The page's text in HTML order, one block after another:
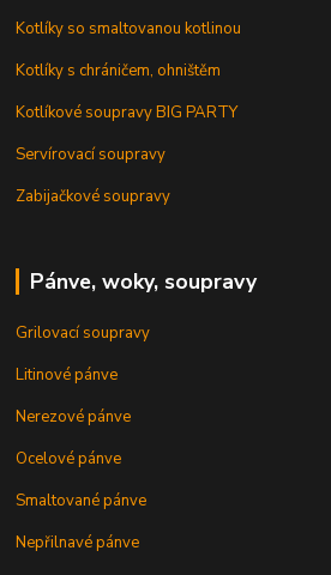
Kotlíky so smaltovanou kotlinou
Kotlíky s chráničem, ohništěm
Kotlíkové soupravy BIG PARTY
Servírovací soupravy
Zabijačkové soupravy
Pánve, woky, soupravy
Grilovací soupravy
Litinové pánve
Nerezové pánve
Ocelové pánve
Smaltované pánve
Nepřilnavé pánve